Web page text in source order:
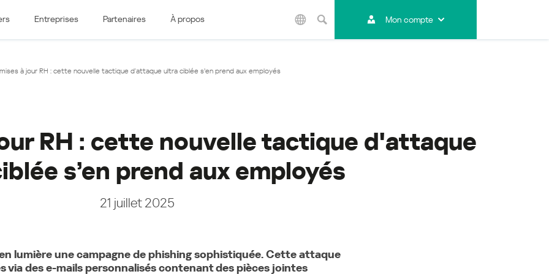
Entreprises Partenaires À propos Mon compte
de l'Ouest Europe de l'Est
Magyarország
Türkiye
Ελλάδα (Greece)
България (Bulgaria)
Қазақстан - Русский (Kazakhstan -
Россия и Белару́сь (Russia &
Belarus)
Asie et Pacifique
New Zealand
Việt Nam
ไทย (Thailand)
日本語 (Japan)
à jour RH : cette nouvelle tactique d'attaque ultra ciblée s’en prend aux employés
RH : cette nouvelle tactique d'attaque
s’en prend aux employés
21 juillet 2025
lumière une campagne de phishing sophistiquée. Cette attaque
via des e-mails personnalisés contenant des pièces jointes